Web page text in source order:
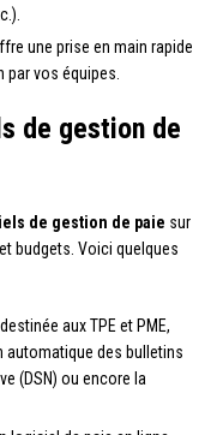
une prise en main rapide
par vos équipes.
de gestion de
de gestion de paie sur
budgets. Voici quelques
aux TPE et PME,
automatique des bulletins
(DSN) ou encore la